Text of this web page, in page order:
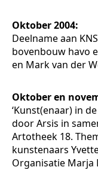
Oktober 2004:
Deelname aan
bovenbouw havo
en Mark van der
Oktober en
‘Kunst(enaar) in
door Arsis in
Artotheek 18.
kunstenaars
Organisatie Marja